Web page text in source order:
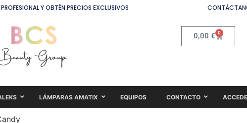
Y OBTÉN PRECIOS EXCLUSIVOS
0,00 € 0
LÁMPARAS AMATIX EQUIPOS CONTACTO